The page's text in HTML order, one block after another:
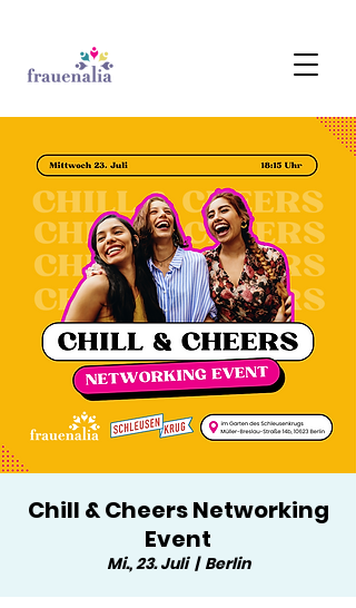
Chill & Cheers Networking
Event
Mi., 23. Juli
  |
Berlin